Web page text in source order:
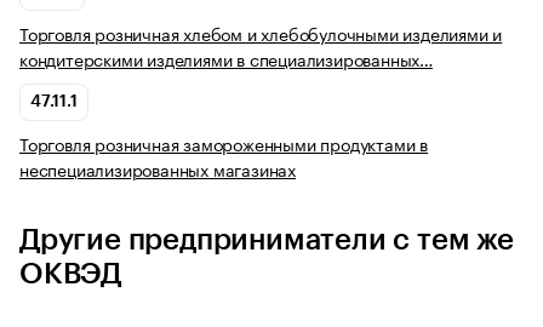
Торговля розничная хлебом и хлебобулочными изделиями и
кондитерскими изделиями в специализированных…
47.11.1
Торговля розничная замороженными продуктами в
неспециализированных магазинах
Другие предприниматели с тем же
ОКВЭД